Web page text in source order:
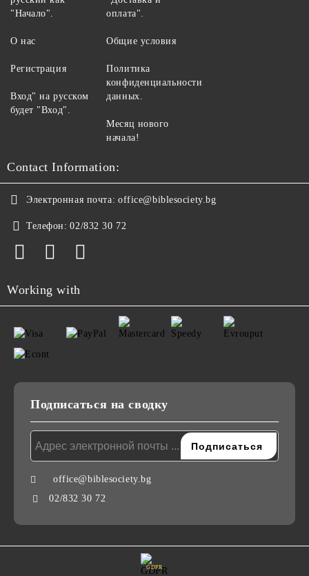
"Начало".
О нас
Регистрация
Вход" на русском
будет "Вход".
оплата".
Общие условия
Политика
конфиденциальности
данных.
Месяц нового
начала!
Contact Information:
Электронная почта: office@biblesociety.bg
Телефон: 02/832 30 72
Working with
Подписаться на сводку
office@biblesociety.bg
02/832 30 72
GDPR